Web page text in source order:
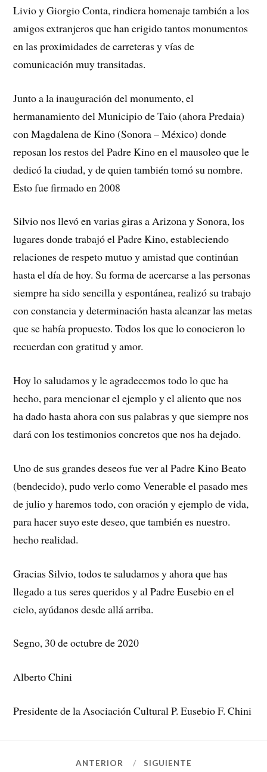
Livio y Giorgio Conta, rindiera homenaje también a los
amigos extranjeros que han erigido tantos monumentos
en las proximidades de carreteras y vías de
comunicación muy transitadas.
Junto a la inauguración del monumento, el
hermanamiento del Municipio de Taio (ahora Predaia)
con Magdalena de Kino (Sonora – México) donde
reposan los restos del Padre Kino en el mausoleo que le
dedicó la ciudad, y de quien también tomó su nombre.
Esto fue firmado en 2008
Silvio nos llevó en varias giras a Arizona y Sonora, los
lugares donde trabajó el Padre Kino, estableciendo
relaciones de respeto mutuo y amistad que continúan
hasta el día de hoy. Su forma de acercarse a las personas
siempre ha sido sencilla y espontánea, realizó su trabajo
con constancia y determinación hasta alcanzar las metas
que se había propuesto. Todos los que lo conocieron lo
recuerdan con gratitud y amor.
Hoy lo saludamos y le agradecemos todo lo que ha
hecho, para mencionar el ejemplo y el aliento que nos
ha dado hasta ahora con sus palabras y que siempre nos
dará con los testimonios concretos que nos ha dejado.
Uno de sus grandes deseos fue ver al Padre Kino Beato
(bendecido), pudo verlo como Venerable el pasado mes
de julio y haremos todo, con oración y ejemplo de vida,
para hacer suyo este deseo, que también es nuestro.
hecho realidad.
Gracias Silvio, todos te saludamos y ahora que has
llegado a tus seres queridos y al Padre Eusebio en el
cielo, ayúdanos desde allá arriba.
Segno, 30 de octubre de 2020
Alberto Chini
Presidente de la Asociación Cultural P. Eusebio F. Chini
ANTERIOR SIGUIENTE